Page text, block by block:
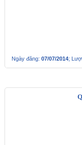
Ngày đăng: 07/07/2014;